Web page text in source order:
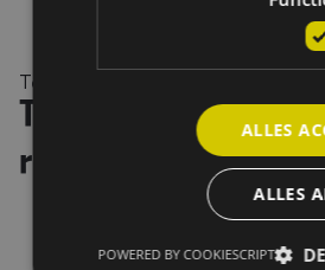
Testimonials
Tevreden klanten,
resultaten
ALLES
ALLES
POWERED BY COOKIESCRIPT